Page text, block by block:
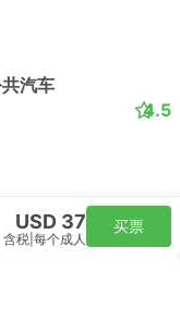
汽车
4.5
USD 37
含税 每个成人
买票